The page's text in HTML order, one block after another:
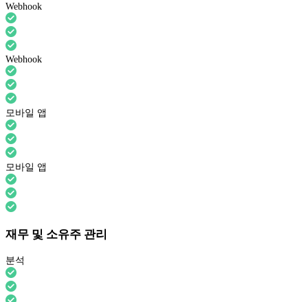
Webhook
Webhook
모바일 앱
모바일 앱
재무 및 소유주 관리
분석